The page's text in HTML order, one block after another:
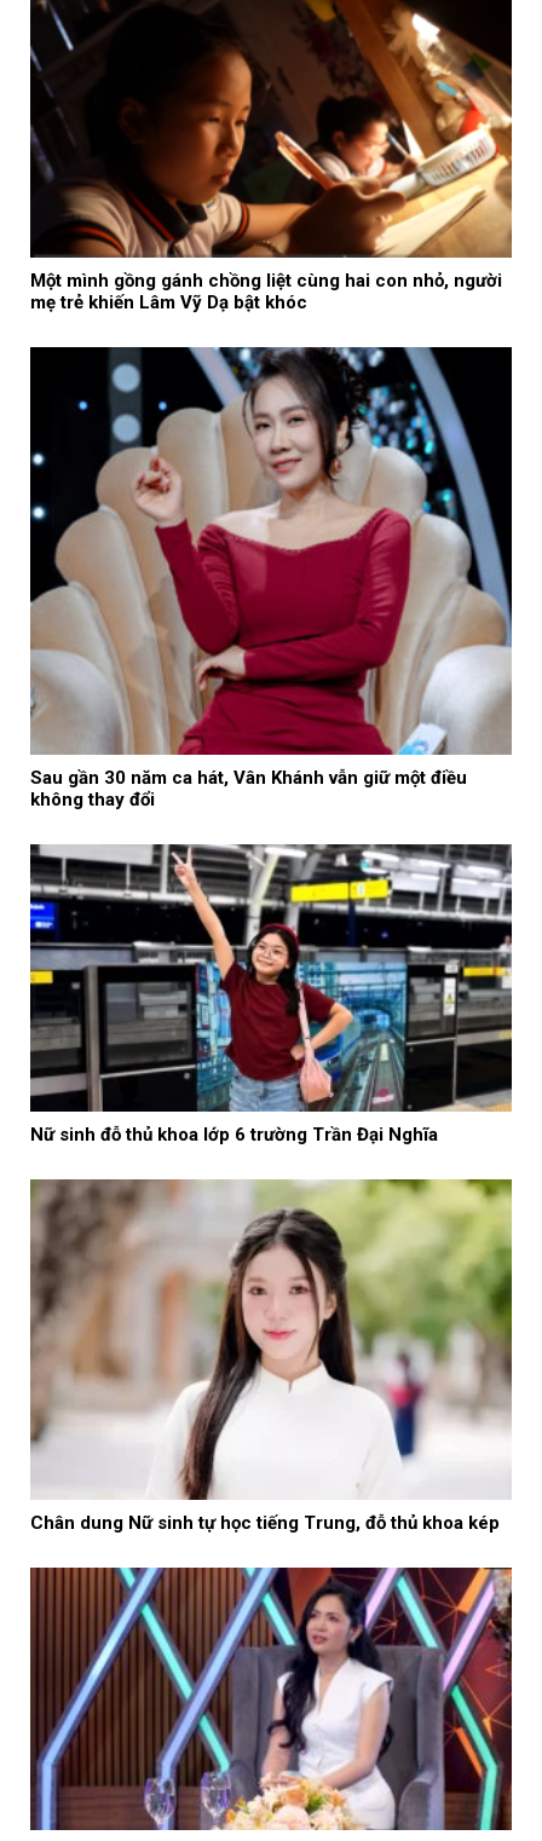
Một mình gồng gánh chồng liệt cùng hai con nhỏ, người
mẹ trẻ khiến Lâm Vỹ Dạ bật khóc
Sau gần 30 năm ca hát, Vân Khánh vẫn giữ một điều
không thay đổi
Nữ sinh đỗ thủ khoa lớp 6 trường Trần Đại Nghĩa
Chân dung Nữ sinh tự học tiếng Trung, đỗ thủ khoa kép